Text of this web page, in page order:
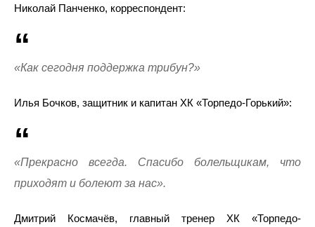
Николай Панченко, корреспондент:
«Как сегодня поддержка трибун?»
Илья Бочков, защитник и капитан ХК «Торпедо-Горький»:
«Прекрасно всегда. Спасибо болельщикам, что
приходят и болеют за нас».
Дмитрий Космачёв, главный тренер ХК «Торпедо-